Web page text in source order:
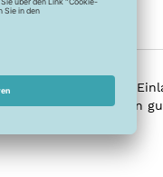
Anschließend die
- ca. 6 Sekunden
kann.